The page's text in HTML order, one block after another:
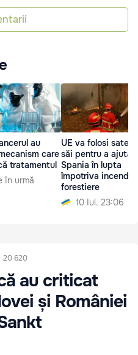
au
care
tratamentul
în urmă
UE va folosi
săi pentru a ajuta
Spania în lupta
împotriva
forestiere
10 Iul. 23:06
20 620
au criticat
și României